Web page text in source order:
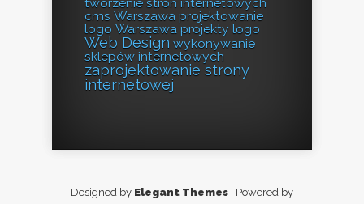
cms Warszawa projektowanie
logo Warszawa projekty logo
Web Design wykonywanie
sklepów internetowych
zaprojektowanie strony
internetowej
Designed by Elegant Themes | Powered by